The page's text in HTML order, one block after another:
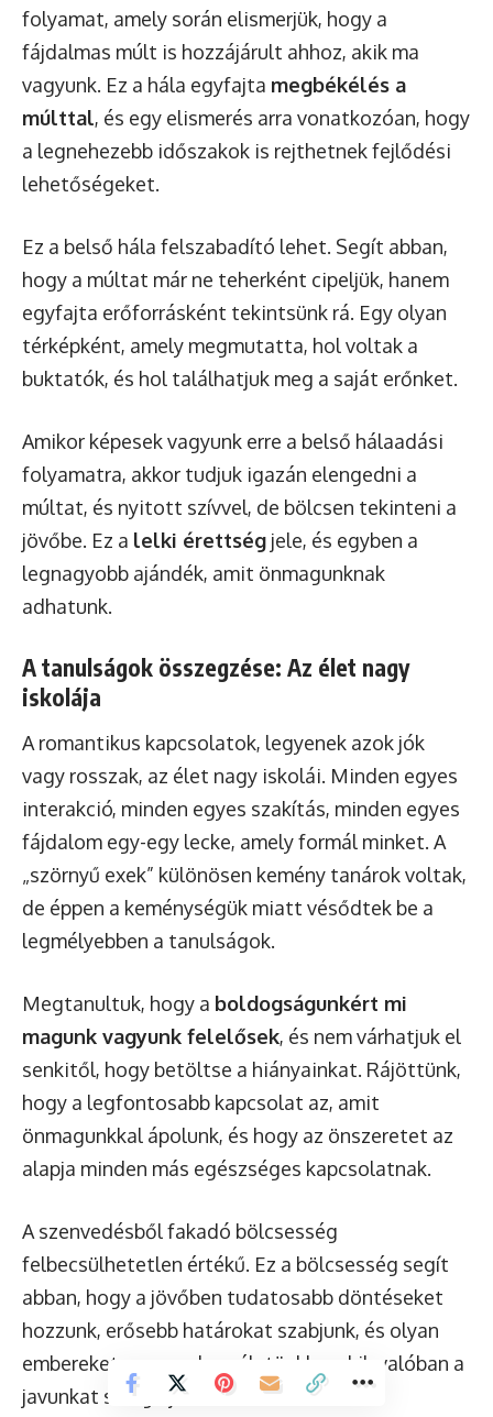
folyamat, amely során elismerjük, hogy a
fájdalmas múlt is hozzájárult ahhoz, akik ma
vagyunk. Ez a hála egyfajta megbékélés a
múlttal, és egy elismerés arra vonatkozóan, hogy
a legnehezebb időszakok is rejthetnek fejlődési
lehetőségeket.
Ez a belső hála felszabadító lehet. Segít abban,
hogy a múltat már ne teherként cipeljük, hanem
egyfajta erőforrásként tekintsünk rá. Egy olyan
térképként, amely megmutatta, hol voltak a
buktatók, és hol találhatjuk meg a saját erőnket.
Amikor képesek vagyunk erre a belső hálaadási
folyamatra, akkor tudjuk igazán elengedni a
múltat, és nyitott szívvel, de bölcsen tekinteni a
jövőbe. Ez a lelki érettség jele, és egyben a
legnagyobb ajándék, amit önmagunknak
adhatunk.
A tanulságok összegzése: Az élet nagy
iskolája
A romantikus kapcsolatok, legyenek azok jók
vagy rosszak, az élet nagy iskolái. Minden egyes
interakció, minden egyes szakítás, minden egyes
fájdalom egy-egy lecke, amely formál minket. A
„szörnyű exek” különösen kemény tanárok voltak,
de éppen a keménységük miatt vésődtek be a
legmélyebben a tanulságok.
Megtanultuk, hogy a boldogságunkért mi
magunk vagyunk felelősek, és nem várhatjuk el
senkitől, hogy betöltse a hiányainkat. Rájöttünk,
hogy a legfontosabb kapcsolat az, amit
önmagunkkal ápolunk, és hogy az önszeretet az
alapja minden más egészséges kapcsolatnak.
A szenvedésből fakadó bölcsesség
felbecsülhetetlen értékű. Ez a bölcsesség segít
abban, hogy a jövőben tudatosabb döntéseket
hozzunk, erősebb határokat szabjunk, és olyan
embereket vonzzunk az életünkbe, akik valóban a
javunkat szolgálják.